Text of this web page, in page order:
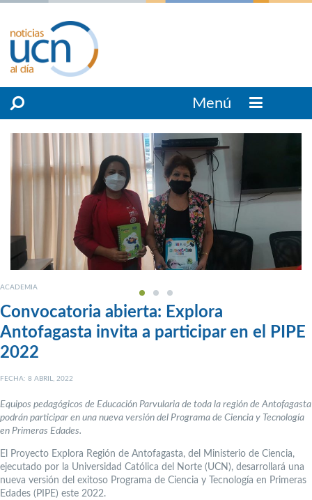
Menú
ACADEMIA
Convocatoria abierta: Explora
Antofagasta invita a participar en el PIPE
2022
FECHA: 8 ABRIL, 2022
Equipos pedagógicos de Educación Parvularia de toda la región de Antofagasta
podrán participar en una nueva versión del Programa de Ciencia y Tecnología
en Primeras Edades.
El Proyecto Explora Región de Antofagasta, del Ministerio de Ciencia,
ejecutado por la Universidad Católica del Norte (UCN), desarrollará una
nueva versión del exitoso Programa de Ciencia y Tecnología en Primeras
Edades (PIPE) este 2022.